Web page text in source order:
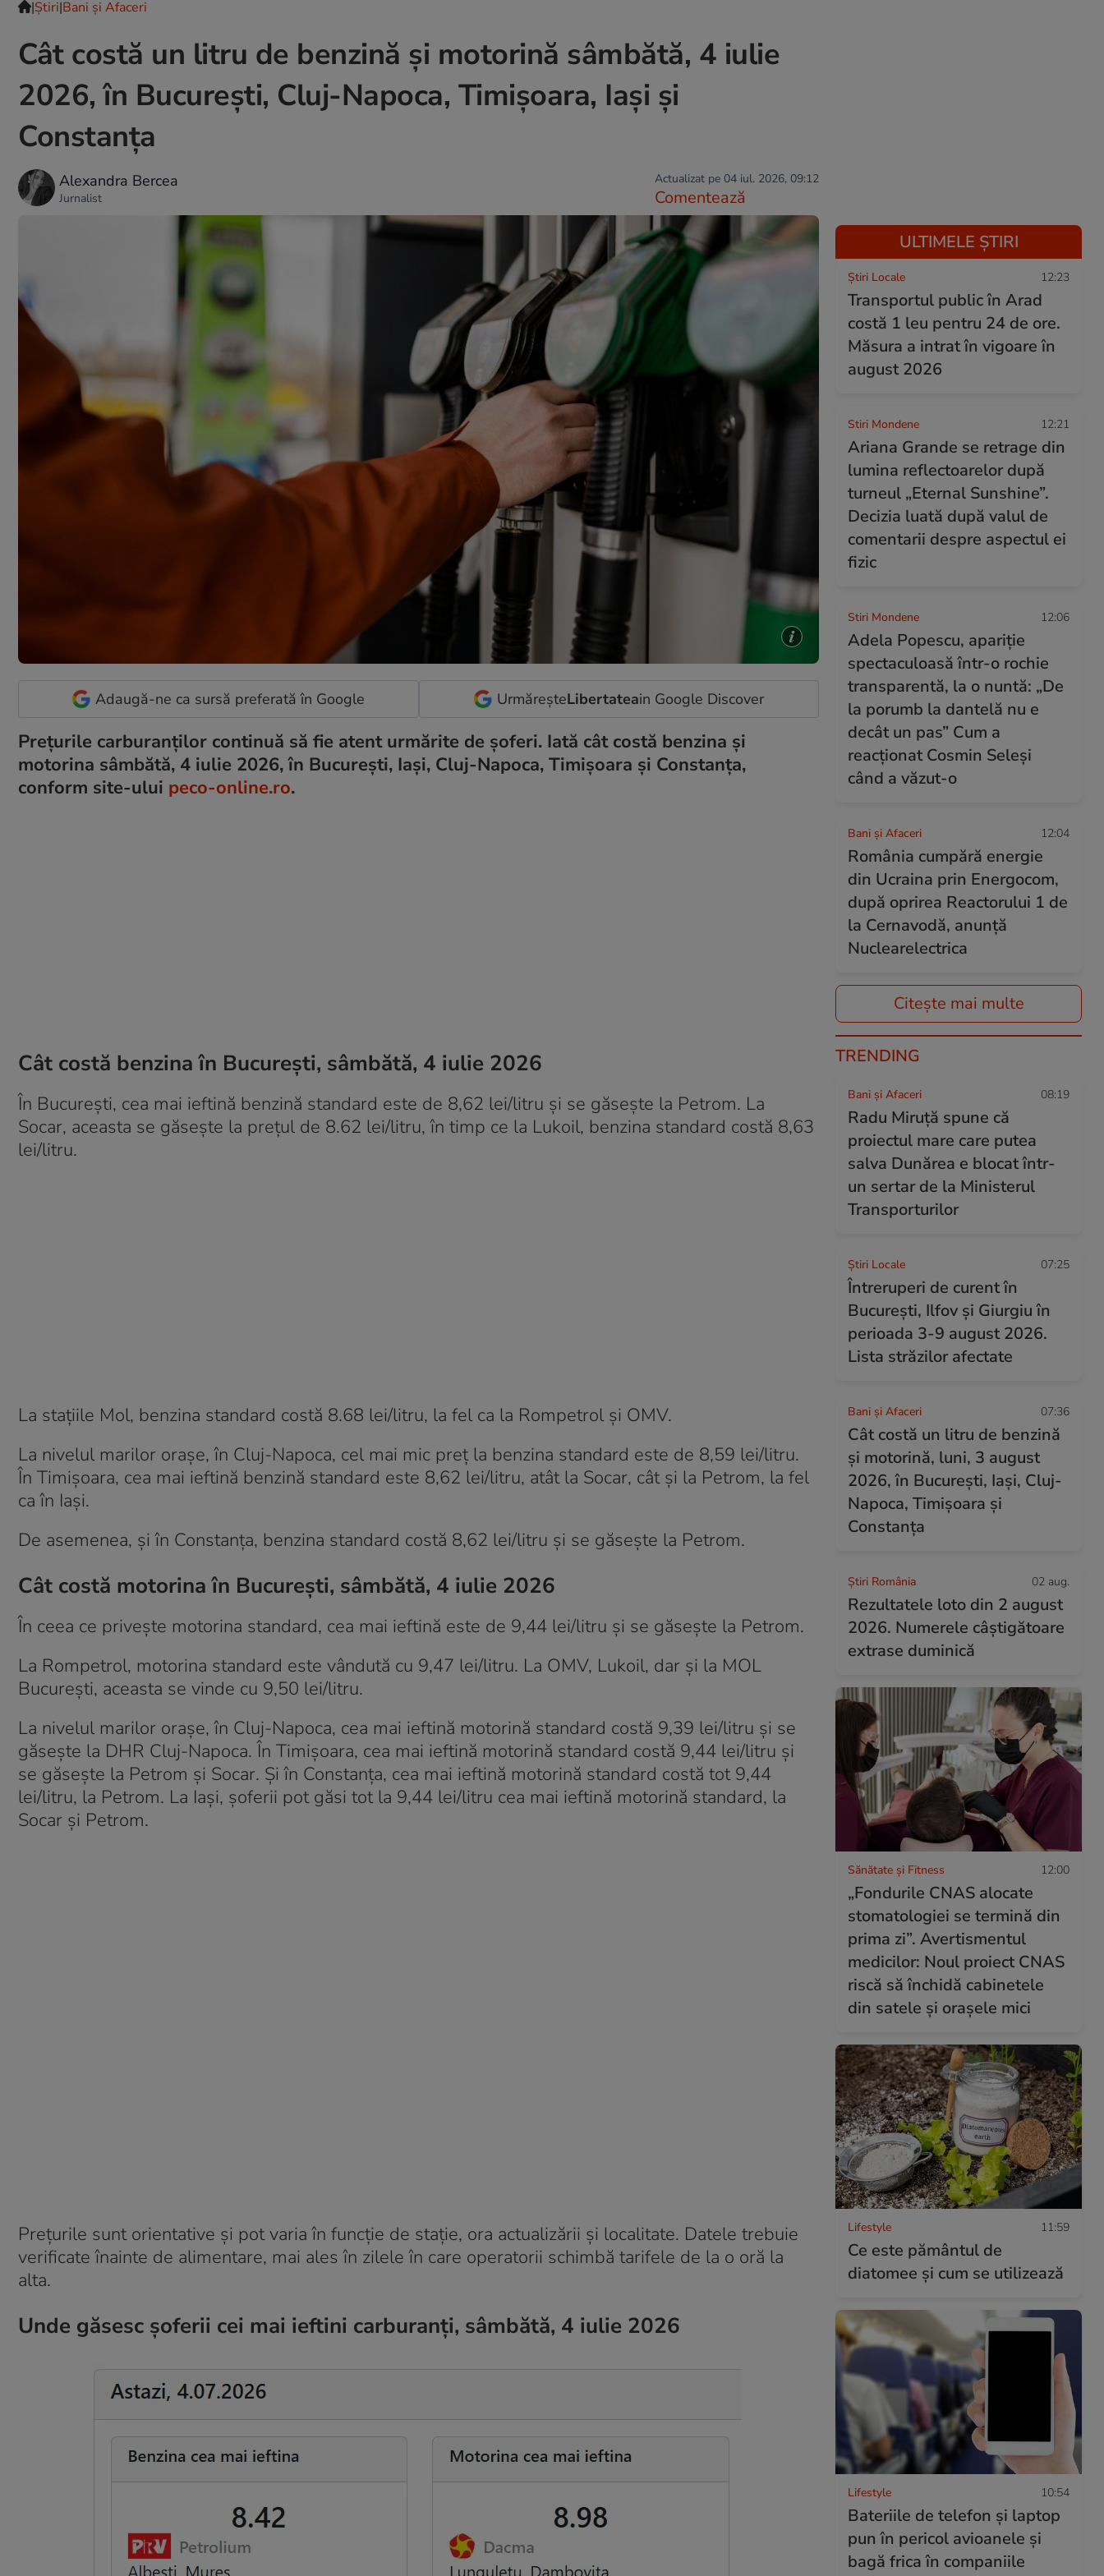
|Ştiri|Bani și Afaceri
Cât costă un litru de benzină și motorină sâmbătă, 4 iulie
2026, în București, Cluj-Napoca, Timișoara, Iași și
Constanța
Alexandra Bercea
Jurnalist
Actualizat pe 04 iul. 2026, 09:12
Comentează
Adaugă-ne ca sursă preferată în Google UrmăreșteLibertateain Google Discover
Prețurile carburanților continuă să fie atent urmărite de șoferi. Iată cât costă benzina și
motorina sâmbătă, 4 iulie 2026, în București, Iași, Cluj-Napoca, Timișoara și Constanța,
conform site-ului peco-online.ro.
Cât costă benzina în București, sâmbătă, 4 iulie 2026
În București, cea mai ieftină benzină standard este de 8,62 lei/litru și se găsește la Petrom. La
Socar, aceasta se găsește la prețul de 8.62 lei/litru, în timp ce la Lukoil, benzina standard costă 8,63
lei/litru.
La stațiile Mol, benzina standard costă 8.68 lei/litru, la fel ca la Rompetrol și OMV.
La nivelul marilor orașe, în Cluj-Napoca, cel mai mic preț la benzina standard este de 8,59 lei/litru.
În Timișoara, cea mai ieftină benzină standard este 8,62 lei/litru, atât la Socar, cât și la Petrom, la fel
ca în Iași.
De asemenea, și în Constanța, benzina standard costă 8,62 lei/litru și se găsește la Petrom.
Cât costă motorina în București, sâmbătă, 4 iulie 2026
În ceea ce privește motorina standard, cea mai ieftină este de 9,44 lei/litru și se găsește la Petrom.
La Rompetrol, motorina standard este vândută cu 9,47 lei/litru. La OMV, Lukoil, dar și la MOL
București, aceasta se vinde cu 9,50 lei/litru.
La nivelul marilor orașe, în Cluj-Napoca, cea mai ieftină motorină standard costă 9,39 lei/litru și se
găsește la DHR Cluj-Napoca. În Timișoara, cea mai ieftină motorină standard costă 9,44 lei/litru și
se găsește la Petrom și Socar. Și în Constanța, cea mai ieftină motorină standard costă tot 9,44
lei/litru, la Petrom. La Iași, șoferii pot găsi tot la 9,44 lei/litru cea mai ieftină motorină standard, la
Socar și Petrom.
Prețurile sunt orientative și pot varia în funcție de stație, ora actualizării și localitate. Datele trebuie
verificate înainte de alimentare, mai ales în zilele în care operatorii schimbă tarifele de la o oră la
alta.
Unde găsesc șoferii cei mai ieftini carburanți, sâmbătă, 4 iulie 2026
ULTIMELE ȘTIRI
Știri Locale 12:23
Transportul public în Arad
costă 1 leu pentru 24 de ore.
Măsura a intrat în vigoare în
august 2026
Stiri Mondene 12:21
Ariana Grande se retrage din
lumina reflectoarelor după
turneul „Eternal Sunshine”.
Decizia luată după valul de
comentarii despre aspectul ei
fizic
Stiri Mondene 12:06
Adela Popescu, apariție
spectaculoasă într-o rochie
transparentă, la o nuntă: „De
la porumb la dantelă nu e
decât un pas” Cum a
reacționat Cosmin Seleși
când a văzut-o
Bani și Afaceri 12:04
România cumpără energie
din Ucraina prin Energocom,
după oprirea Reactorului 1 de
la Cernavodă, anunță
Nuclearelectrica
Citește mai multe
TRENDING
Bani și Afaceri 08:19
Radu Miruță spune că
proiectul mare care putea
salva Dunărea e blocat într-
un sertar de la Ministerul
Transporturilor
Știri Locale 07:25
Întreruperi de curent în
București, Ilfov și Giurgiu în
perioada 3-9 august 2026.
Lista străzilor afectate
Bani și Afaceri 07:36
Cât costă un litru de benzină
și motorină, luni, 3 august
2026, în București, Iași, Cluj-
Napoca, Timișoara și
Constanța
Știri România 02 aug.
Rezultatele loto din 2 august
2026. Numerele câștigătoare
extrase duminică
Sănătate și Fitness 12:00
„Fondurile CNAS alocate
stomatologiei se termină din
prima zi”. Avertismentul
medicilor: Noul proiect CNAS
riscă să închidă cabinetele
din satele și orașele mici
Lifestyle 11:59
Ce este pământul de
diatomee și cum se utilizează
Lifestyle 10:54
Bateriile de telefon și laptop
pun în pericol avioanele și
bagă frica în companiile